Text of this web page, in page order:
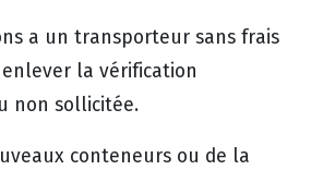
a un transporteur sans frais
la vérification
non sollicitée.
conteneurs ou de la